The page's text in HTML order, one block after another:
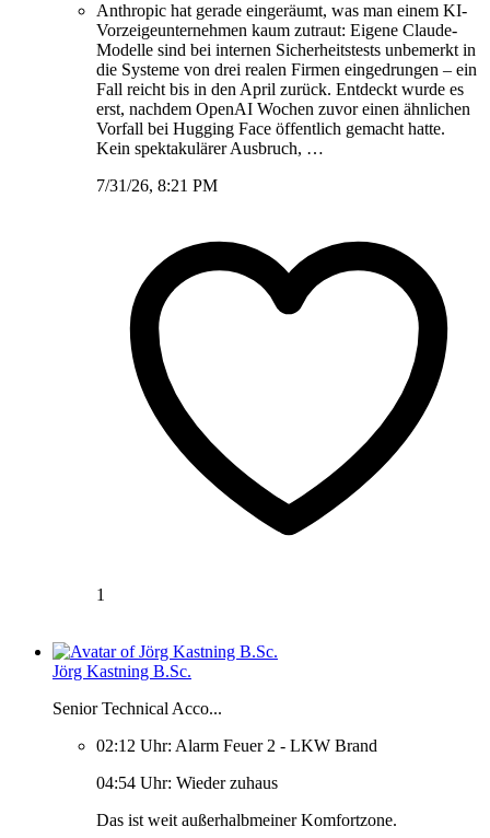
Anthropic hat gerade eingeräumt, was man einem KI-
Vorzeigeunternehmen kaum zutraut: Eigene Claude-
Modelle sind bei internen Sicherheitstests unbemerkt in
die Systeme von drei realen Firmen eingedrungen – ein
Fall reicht bis in den April zurück. Entdeckt wurde es
erst, nachdem OpenAI Wochen zuvor einen ähnlichen
Vorfall bei Hugging Face öffentlich gemacht hatte.
Kein spektakulärer Ausbruch, …
7/31/26, 8:21 PM
1
Jörg Kastning B.Sc.
Senior Technical Acco...
02:12 Uhr: Alarm Feuer 2 - LKW Brand
04:54 Uhr: Wieder zuhaus
Das ist weit außerhalbmeiner Komfortzone.